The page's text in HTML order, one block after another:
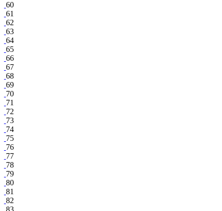
60
61
62
63
64
65
66
67
68
69
70
71
72
73
74
75
76
77
78
79
80
81
82
83